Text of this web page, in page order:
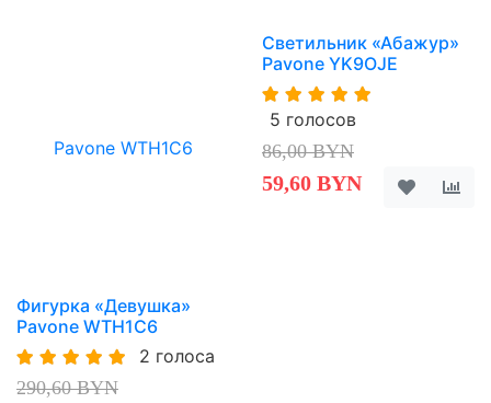
Фигурка «Девушка»
Pavone WTH1C6
2 голоса
290,60 BYN
Светильник «Абажур»
Pavone YK9OJE
5 голосов
86,00 BYN
59,60 BYN